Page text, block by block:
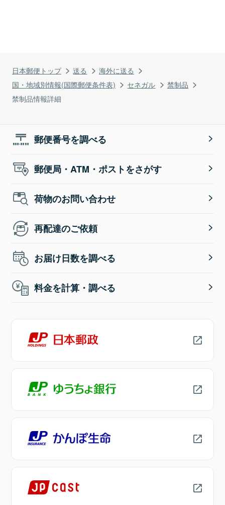
日本郵便トップ 送る
海外に送る
国・地域別情報(国際郵便条件表)
セネガル
禁制品
禁制品情報詳細
郵便番号を調べる
郵便局・ATM・ポストをさがす
荷物のお問い合わせ
再配達のご依頼
お届け日数を調べる
料金を計算・調べる